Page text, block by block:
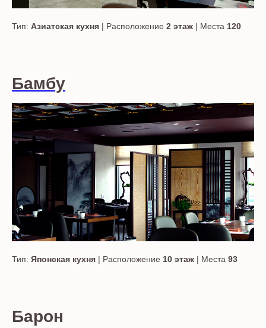
Тип: Азиатская кухня | Расположение 2 этаж | Места 120
Бамбу
Тип: Японская кухня | Расположение 10 этаж | Места 93
Барон